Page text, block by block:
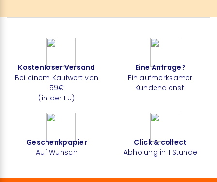
Kostenloser Versand
Bei einem Kaufwert von
59€
(in der EU)
Eine Anfrage?
Ein aufmerksamer
Kundendienst!
Geschenkpapier
Auf Wunsch
Click & collect
Abholung in 1 Stunde